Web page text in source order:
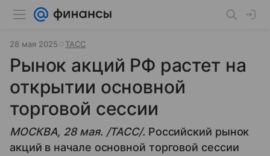
28 мая 2025 ТАСС
Рынок акций РФ растет на
открытии основной
торговой сессии
МОСКВА, 28 мая. /ТАСС/. Российский рынок
акций в начале основной торговой сессии